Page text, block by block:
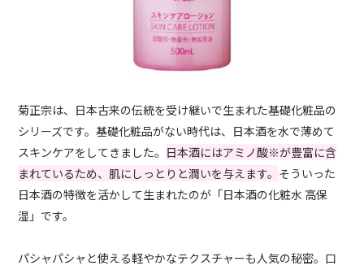
菊正宗は、日本古来の伝統を受け継いで生まれた基礎化粧品の
シリーズです。基礎化粧品がない時代は、日本酒を水で薄めて
スキンケアをしてきました。 日本酒にはアミノ酸※が豊富に含
まれているため、肌にしっとりと潤いを与えます。 そういった
日本酒の特徴を活かして生まれたのが「日本酒の化粧水 高保
湿」です。
パシャパシャと使える軽やかなテクスチャーも人気の秘密。口